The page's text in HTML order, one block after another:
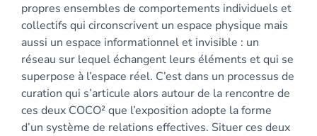
propres ensembles de comportements individuels et
collectifs qui circonscrivent un espace physique mais
aussi un espace informationnel et invisible : un
réseau sur lequel échangent leurs éléments et qui se
superpose à l’espace réel. C’est dans un processus de
curation qui s’articule alors autour de la rencontre de
ces deux COCO² que l’exposition adopte la forme
d’un système de relations effectives. Situer ces deux